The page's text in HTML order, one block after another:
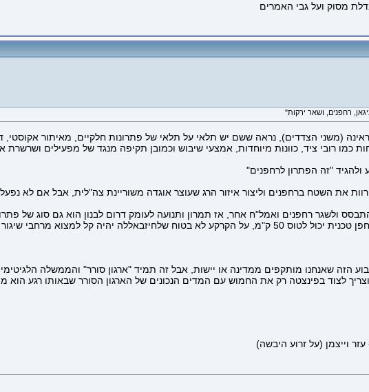
(משני הצדדים), נראה ששם יש תלאי על תלאי של פתרונות חלקיים, מאיתור אקוסטי,
כמו רובי ציד, כוונות מיוחדות, אמצעי שיבוש וכמובן תקיפה מנגד של מפעילים
"זה הפתרון לרחפנים"
את השטח ברחפנים וליצור איזור הרג שעוצר אוגדה משוריינת צה"לית, אבל אם לא נפעל
ולשגר רחפנים ואמל"ח אחר, אז תמרון ותנועה לעומק דרום לבנון הוא גם סוג של
למקומות שאולי פחות ידידותיים לו, גם אם הרחפן טכנית יכול לטוס 50 ק"מ, על הקרקע לא בטוח
הזה שאנחנו מותקפים ממדינה או יישות, אבל זה תמיד "ארגון סורר" והממשלה
לצוד בפינצטה רק את החמוש עם המדים הנכונים של הארגון הסורר שבאותו רגע הוא
וייצמן (על זרוע היבשה)